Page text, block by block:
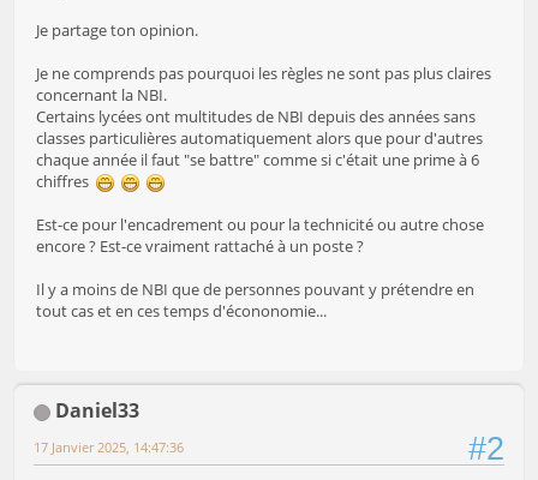
Je partage ton opinion.
Je ne comprends pas pourquoi les règles ne sont pas plus claires
concernant la NBI.
Certains lycées ont multitudes de NBI depuis des années sans
classes particulières automatiquement alors que pour d'autres
chaque année il faut "se battre" comme si c'était une prime à 6
chiffres
Est-ce pour l'encadrement ou pour la technicité ou autre chose
encore ? Est-ce vraiment rattaché à un poste ?
Il y a moins de NBI que de personnes pouvant y prétendre en
tout cas et en ces temps d'écononomie...
Daniel33
#2
17 Janvier 2025, 14:47:36